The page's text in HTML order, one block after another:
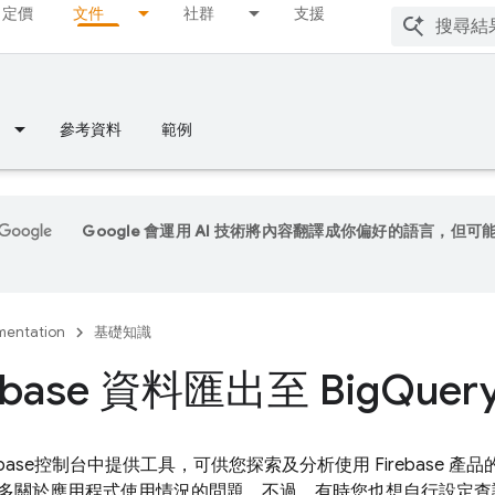
定價 文件 社群 支援
參考資料 範例
Google 會運用 AI 技術將內容翻譯成你偏好的語言，但可
基礎知識
資料匯出至 Big
控制台中提供工具，可供您探索及分析使用 Firebase 產品